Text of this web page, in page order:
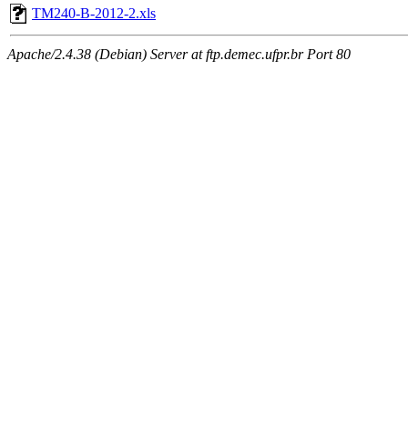
TM240-B-2012-2.xls
Apache/2.4.38 (Debian) Server at ftp.demec.ufpr.br Port 80